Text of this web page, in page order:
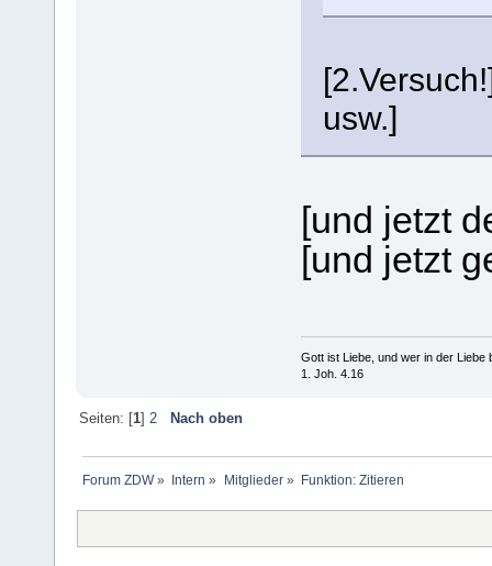
usw.]
[und jetzt
[und jetzt
Gott ist Liebe, und wer in der Liebe
1. Joh. 4.16
Seiten: [1] 2 Nach oben
Forum ZDW» Intern » Mitglieder» Funktion: Zitieren